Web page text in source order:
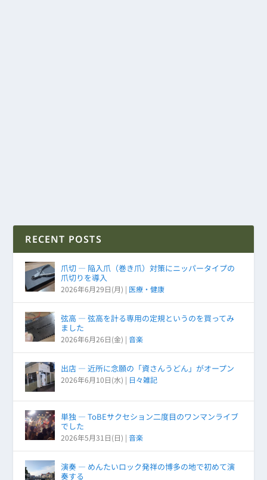
RECENT POSTS
爪切 ― 陥入爪（巻き爪）対策にニッパータイプの
爪切りを導入
2026年6月29日(月) | 医療・健康
弦高 ― 弦高を計る専用の定規というのを買ってみ
ました
2026年6月26日(金) |音楽
出店 ― 近所に念願の「資さんうどん」がオープン
2026年6月10日(水) | 日々雑記
単独 ― ToBEサクセション二度目のワンマンライブ
でした
2026年5月31日(日) |音楽
演奏 ― めんたいロック発祥の博多の地で初めて演
奏する